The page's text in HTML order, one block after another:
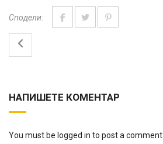
Сподели:
НАПИШЕТЕ КОМЕНТАР
You must be logged in to post a comment.